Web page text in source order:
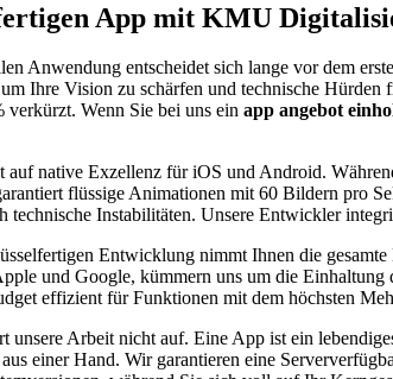
App mit KMU
Anwendung entscheidet sich lange vor dem
Ihre Vision zu schärfen und technische
verkürzt. Wenn Sie bei uns ein app angebot
auf native Exzellenz für iOS und Android.
flüssige Animationen mit 60 Bildern pro
technische Instabilitäten. Unsere Entwickler
Entwicklung nimmt Ihnen die
und Google, kümmern uns um die Einhaltung
effizient für Funktionen mit dem höchsten
unsere Arbeit nicht auf. Eine App ist ein
einer Hand. Wir garantieren eine